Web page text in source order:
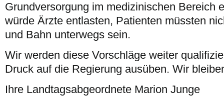
Grundversorgung im medizinischen Bereich
würde Ärzte entlasten, Patienten müssten
und Bahn unterwegs sein.
Wir werden diese Vorschläge weiter
Druck auf die Regierung ausüben. Wir
Ihre Landtagsabgeordnete Marion Junge